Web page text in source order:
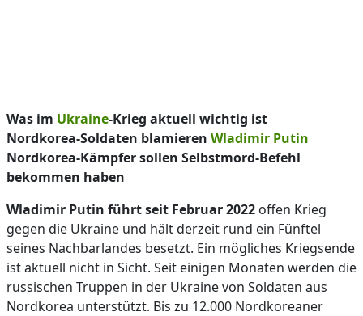
Was im Ukraine-Krieg aktuell wichtig ist
Nordkorea-Soldaten blamieren Wladimir Putin
Nordkorea-Kämpfer sollen Selbstmord-Befehl
bekommen haben
Wladimir Putin führt seit Februar 2022 offen Krieg
gegen die Ukraine und hält derzeit rund ein Fünftel
seines Nachbarlandes besetzt. Ein mögliches Kriegsende
ist aktuell nicht in Sicht. Seit einigen Monaten werden die
russischen Truppen in der Ukraine von Soldaten aus
Nordkorea unterstützt. Bis zu 12.000 Nordkoreaner